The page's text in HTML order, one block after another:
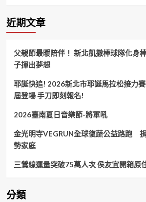
近期文章
父親節最暖陪伴！ 新北凱撒棒球隊化
子揮出夢想
耶誕快追! 2026新北市耶誕馬拉松接力
屆登場 手刀即刻報名!
2026臺南夏日音樂節-將軍吼
金光明寺VEGRUN全球復蔬公益路跑
勢家庭
三鶯線運量突破75萬人次 侯友宜開箱原
分類